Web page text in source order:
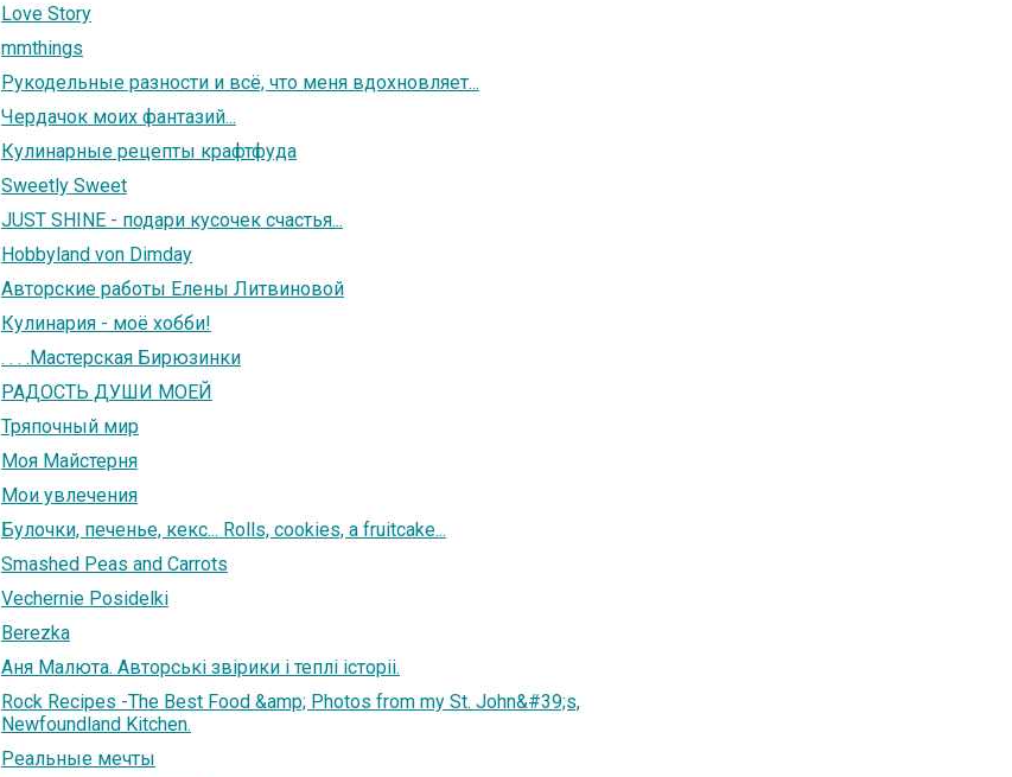
Love Story
mmthings
Рукодельные разности и всё, что меня вдохновляет...
Чердачок моих фантазий...
Кулинарные рецепты крафтфуда
Sweetly Sweet
JUST SHINE - подари кусочек счастья...
Hobbyland von Dimday
Авторские работы Елены Литвиновой
Кулинария - моё хобби!
. . . .Мастерская Бирюзинки
РАДОСТЬ ДУШИ МОЕЙ
Тряпочный мир
Моя Майстерня
Мои увлечения
Булочки, печенье, кекс... Rolls, cookies, a fruitcake...
Smashed Peas and Carrots
Vechernie Posidelki
Berezka
Аня Малюта. Авторські звірики і теплі історіі.
Rock Recipes -The Best Food &amp; Photos from my St. John&#39;s,
Newfoundland Kitchen.
Реальные мечты